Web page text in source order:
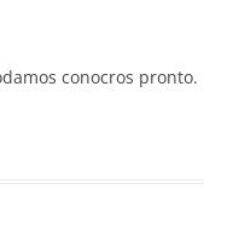
conocros pronto.